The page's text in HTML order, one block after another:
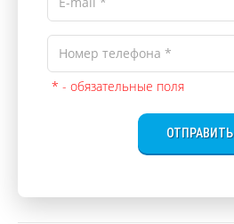
* - обязательные поля
ОТПРАВИТЬ